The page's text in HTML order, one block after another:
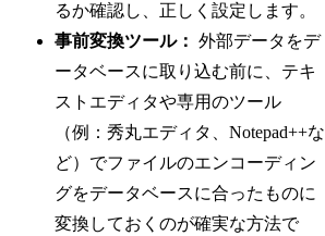
るか確認し、正しく設定します。
事前変換ツール： 外部データをデ
ータベースに取り込む前に、テキ
ストエディタや専用のツール
（例：秀丸エディタ、Notepad++な
ど）でファイルのエンコーディン
グをデータベースに合ったものに
変換しておくのが確実な方法で